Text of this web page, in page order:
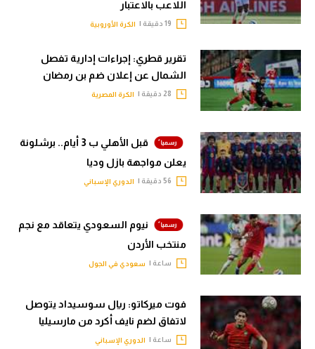
اللاعب بالاعتبار
الكرة الأوروبية
تقرير قطري: إجراءات إدارية تفصل
الشمال عن إعلان ضم بن رمضان
الكرة المصرية
قبل الأهلي ب 3 أيام.. برشلونة
يعلن مواجهة بازل وديا
الدوري الإسباني
نيوم السعودي يتعاقد مع نجم
منتخب الأردن
ساعة | سعودي في الجول
فوت ميركاتو: ريال سوسيداد يتوصل
لاتفاق لضم نايف أكرد من مارسيليا
ساعة | الدوري الإسباني